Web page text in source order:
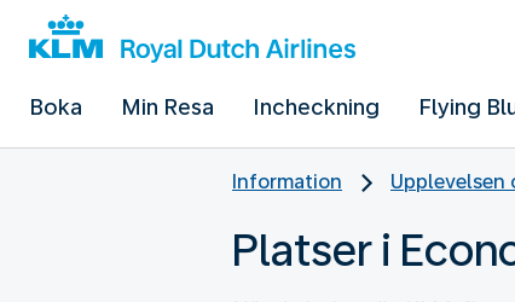
Boka Min Resa Incheckning Flying
Information Upplevelsen
Platser i